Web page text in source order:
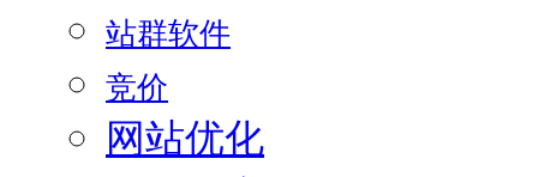
站群软件
竞价
网站优化